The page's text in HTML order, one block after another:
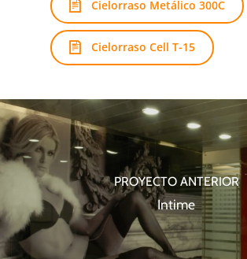
Cielorraso Metálico 300C
Cielorraso Cell T-15
PROYECTO ANTERIOR
Intime